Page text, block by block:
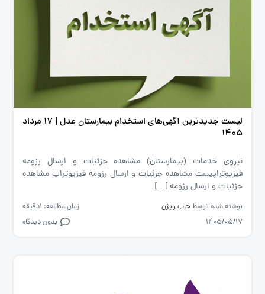
لیست جدیدترین آگهی‌های استخدام بیمارستان عدل | ۱۷ مرداد
۱۴۰۵
نیروی خدمات (بیمارستان) مشاهده جزئیات و ارسال رزومه
فیزیوتراپیست مشاهده جزئیات و ارسال رزومه فیزیوتراپ مشاهده
جزئیات و ارسال رزومه […]
نوشته شده توسط جاب ویژن
زمان مطالعه: 1دقیقه
1405/05/17
بدون دیدگاه